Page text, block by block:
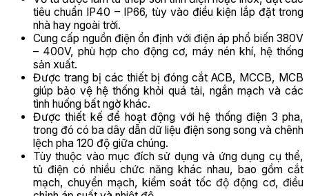
tiêu chuẩn IP40 – IP66, tùy vào điều kiện lắp đặt trong
nhà hay ngoài trời.
Cung cấp nguồn điện ổn định với điện áp phổ biến 380V
– 400V, phù hợp cho động cơ, máy nén khí, hệ thống
sản xuất.
Được trang bị các thiết bị đóng cắt ACB, MCCB, MCB
giúp bảo vệ hệ thống khỏi quá tải, ngắn mạch và các
tình huống bất ngờ khác.
Được thiết kế để hoạt động với hệ thống điện 3 pha,
trong đó có ba dây dẫn dữ liệu điện song song và chênh
lệch pha 120 độ giữa chúng.
Tùy thuộc vào mục đích sử dụng và ứng dụng cụ thể,
tủ điện có nhiều chức năng khác nhau, bao gồm cắt
mạch, chuyển mạch, kiểm soát tốc độ động cơ, điều